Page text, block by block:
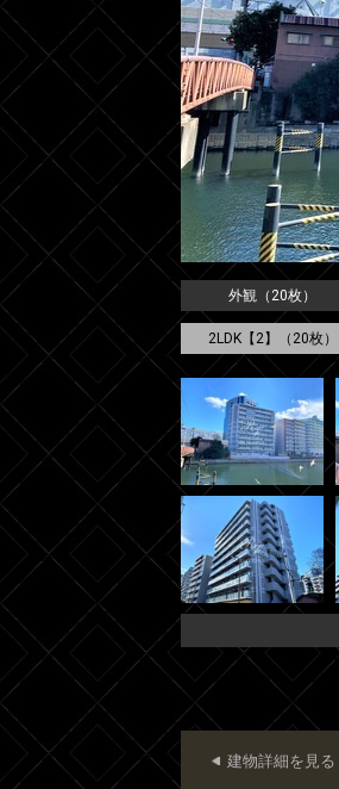
外観（20枚）
2LDK【2】（20枚）
建物詳細を見る